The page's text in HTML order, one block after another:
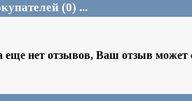
(0) ...
еще нет отзывов, Ваш отзыв может